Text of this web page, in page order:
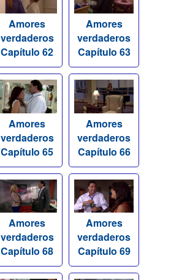
Amores
verdaderos
Capítulo 62
Amores
verdaderos
Capítulo 63
Amores
verdaderos
Capítulo 65
Amores
verdaderos
Capítulo 66
Amores
verdaderos
Capítulo 68
Amores
verdaderos
Capítulo 69